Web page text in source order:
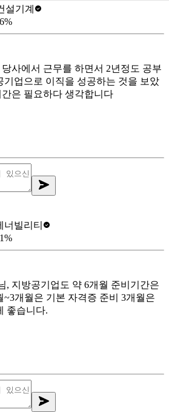
설기계
%
사에서 근무를 하면서 2년정도 공부
기업으로 이직을 성공하는 것을 보았
은 필요하다 생각합니다
너빌리티
%
, 지방공기업도 약 6개월 준비기간은
~3개월은 기본 자격증 준비 3개월은
좋습니다.